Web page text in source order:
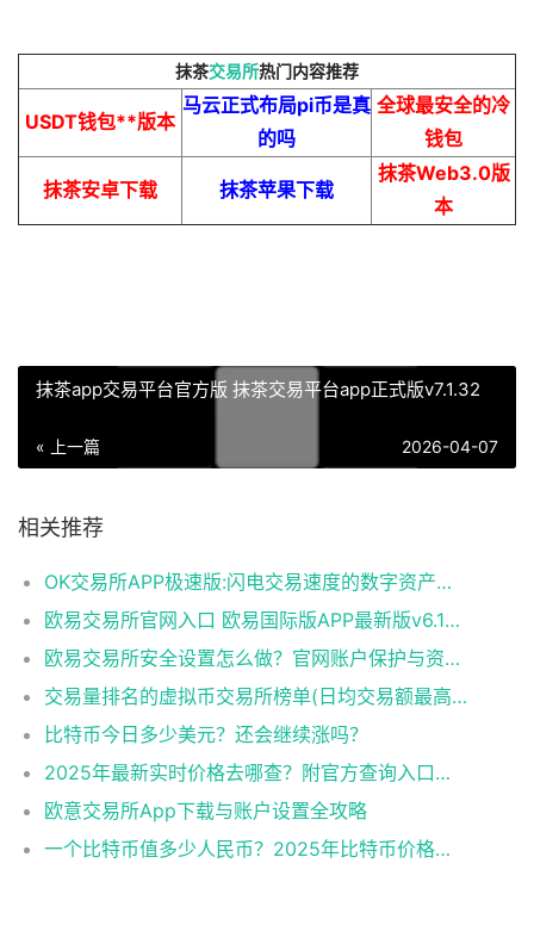
抹茶交易所热门内容推荐
USDT钱包**版本
马云正式布局pi币是真
的吗
全球最安全的冷
钱包
抹茶安卓下载 抹茶苹果下载
抹茶Web3.0版
本
抹茶app交易平台官方版 抹茶交易平台app正式版v7.1.32
« 上一篇 2026-04-07
相关推荐
OK交易所APP极速版:闪电交易速度的数字资产平台​
欧易交易所官网入口 欧易国际版APP最新版v6.144.0下载与使用指南
欧易交易所安全设置怎么做？官网账户保护与资产防盗完整教程
交易量排名的虚拟币交易所榜单(日均交易额最高的10家平台)
比特币今日多少美元？还会继续涨吗？​
2025年最新实时价格去哪查？附官方查询入口与走势图！​
欧意交易所App下载与账户设置全攻略
一个比特币值多少人民币？2025年比特币价格解析